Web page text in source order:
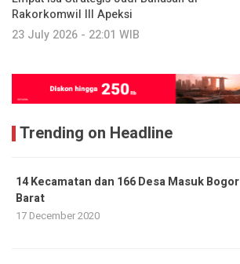
Rakorkomwil III Apeksi
23 July 2026 - 22:01 WIB
Trending on Headline
14 Kecamatan dan 166 Desa Masuk Bogor
Barat
17 December 2020